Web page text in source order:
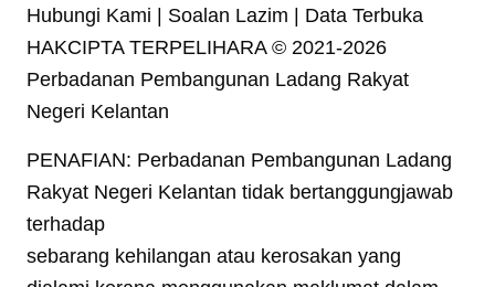
Hubungi Kami | Soalan Lazim | Data Terbuka
HAKCIPTA TERPELIHARA © 2021-2026
Perbadanan Pembangunan Ladang Rakyat
Negeri Kelantan
PENAFIAN: Perbadanan Pembangunan Ladang
Rakyat Negeri Kelantan tidak bertanggungjawab
terhadap
sebarang kehilangan atau kerosakan yang